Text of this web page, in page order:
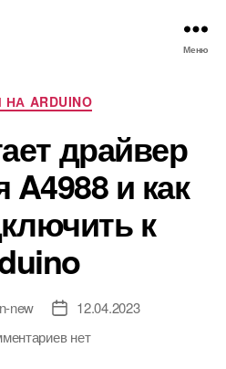
Меню
Р
у
б
р
и
к
и
ARDUINO
драйвер
A4988 и как
к
new
Д
т
12.04.2023
к
нет